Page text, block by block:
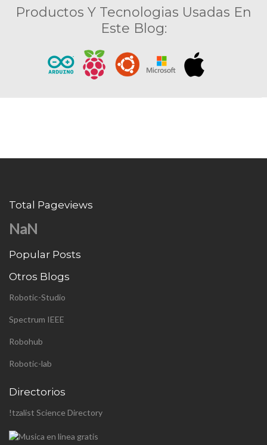
Productos Y Tecnologias Usadas En
Este Blog:
Total Pageviews
NaN
Popular Posts
Otros Blogs
Robotic-Studio
Spectrum IEEE
Robohub
Robotic-lab
Directorios
!tzalist Science Directory